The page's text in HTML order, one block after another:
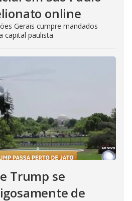
online
Gerais cumpre mandados
capital paulista
Trump se
de